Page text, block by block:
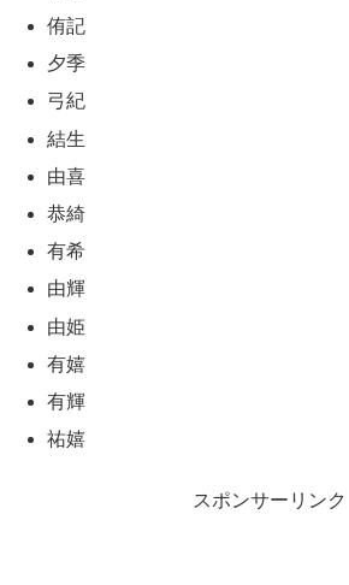
侑記
夕季
弓紀
結生
由喜
恭綺
有希
由輝
由姫
有嬉
有輝
祐嬉
スポンサーリンク